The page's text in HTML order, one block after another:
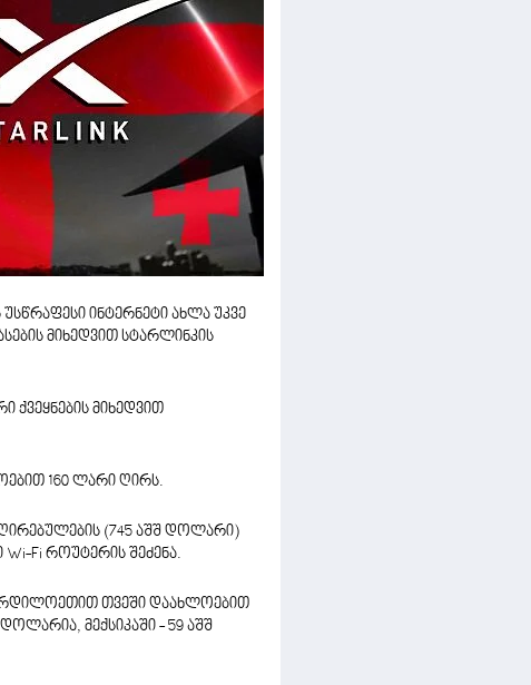
ინტერნეტი ახლა უკვე
მიხედვით სტარლინკის
ქვეყნების მიხედვით
160 ლარი ღირს.
(745 აშშ დოლარი)
Fi როუტერის შეძენა.
თვეში დაახლოებით
მექსიკაში - 59 აშშ